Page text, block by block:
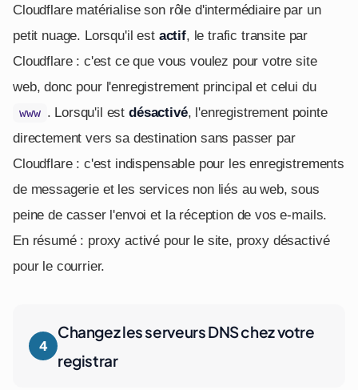
Cloudflare matérialise son rôle d'intermédiaire par un
petit nuage. Lorsqu'il est actif, le trafic transite par
Cloudflare : c'est ce que vous voulez pour votre site
web, donc pour l'enregistrement principal et celui du
www . Lorsqu'il est désactivé, l'enregistrement pointe
directement vers sa destination sans passer par
Cloudflare : c'est indispensable pour les enregistrements
de messagerie et les services non liés au web, sous
peine de casser l'envoi et la réception de vos e-mails.
En résumé : proxy activé pour le site, proxy désactivé
pour le courrier.
Changez les serveurs DNS chez votre
registrar